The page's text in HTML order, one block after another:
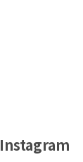
Instagram